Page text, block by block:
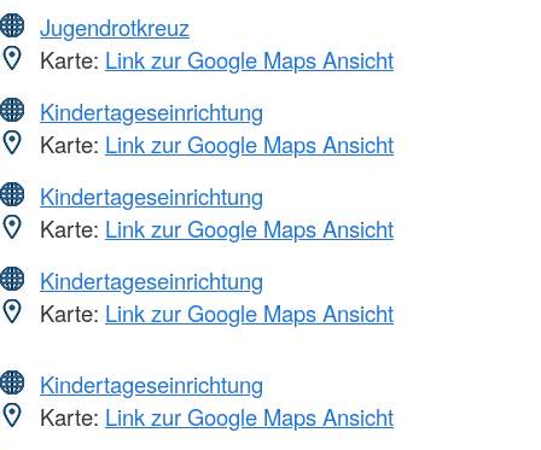
Jugendrotkreuz
Karte: Link zur Google Maps Ansicht
Kindertageseinrichtung
Karte: Link zur Google Maps Ansicht
Kindertageseinrichtung
Karte: Link zur Google Maps Ansicht
Kindertageseinrichtung
Karte: Link zur Google Maps Ansicht
Kindertageseinrichtung
Karte: Link zur Google Maps Ansicht